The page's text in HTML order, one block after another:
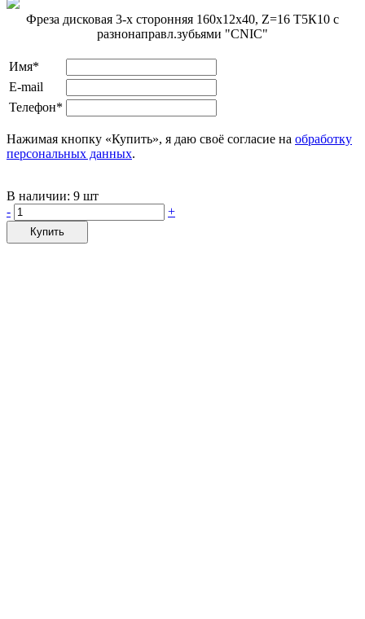
Фреза дисковая 3-х сторонняя 160х12х40, Z=16 Т5К10 с
разнонаправл.зубьями "CNIC"
Имя*
E-mail
Телефон*
Нажимая кнопку «Купить», я даю своё согласие на обработку
персональных данных.
В наличии: 9 шт
-
+
Купить